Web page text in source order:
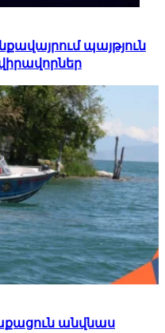
պայթյուն
անվնաս